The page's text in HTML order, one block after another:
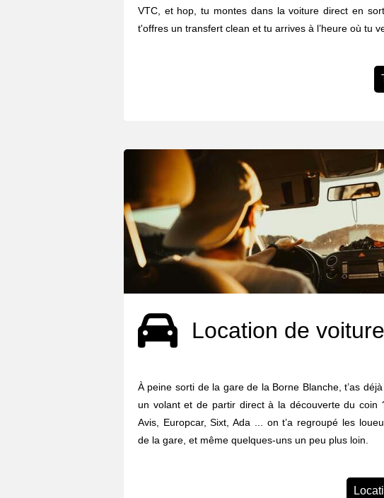
VTC, et hop, tu montes dans la voiture direct en
t'offres un transfert clean et tu arrives à l’heure où tu
Location de voiture
À peine sorti de la gare de la Borne Blanche, t’as
un volant et de partir direct à la découverte du coin
Avis, Europcar, Sixt, Ada ... on t’a regroupé les
de la gare, et même quelques-uns un peu plus loin.